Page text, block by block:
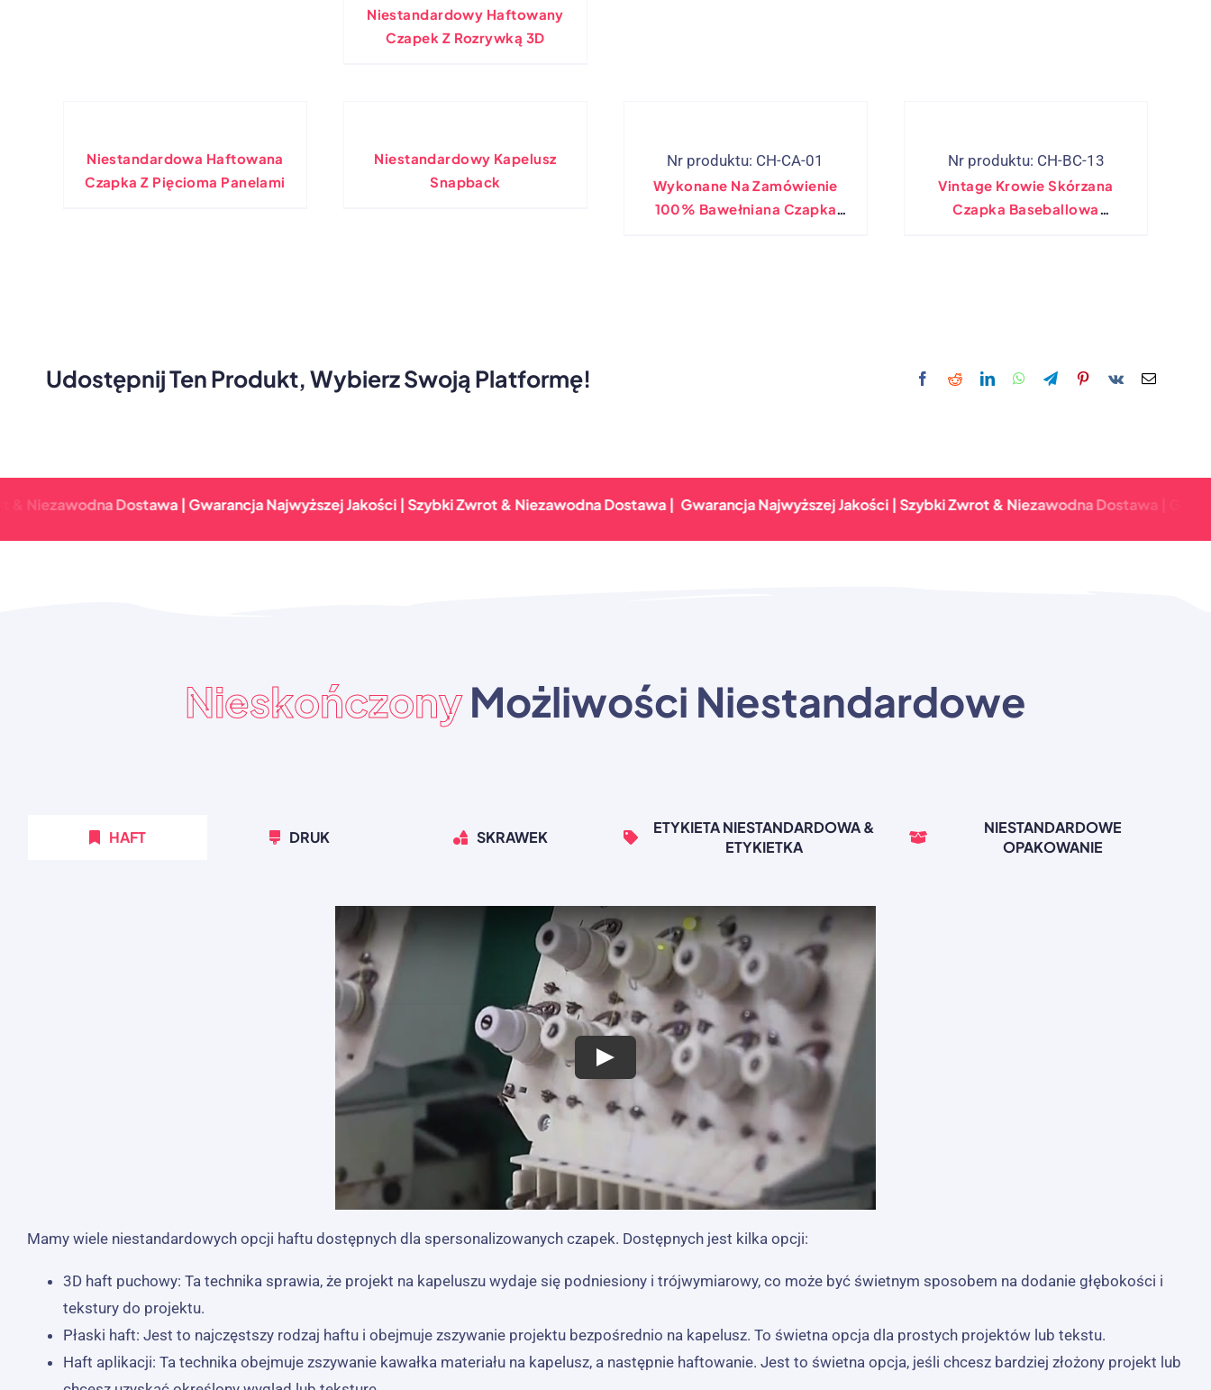
Niestandardowy Haftowany
Czapek Z Rozrywką 3D
Niestandardowa Haftowana
Czapka Z Pięcioma Panelami
Niestandardowy Kapelusz
Snapback
Nr produktu: CH-CA-01
Wykonane Na Zamówienie
100% Bawełniana Czapka
Nr produktu: CH-BC-13
Vintage Krowie Skórzana
Czapka Baseballowa
Udostępnij Ten Produkt, Wybierz Swoją Platformę!
Dostawa | Gwarancja Najwyższej Jakości | Szybki Zwrot & Niezawodna Dostawa | Gwarancja Najwyższej Jakości | Szybki Zwrot & Niezawodna Dostawa | Gwarancja
NieskończonyMożliwości Niestandardowe
HAFT DRUK SKRAWEK
ETYKIETA NIESTANDARDOWA &
ETYKIETKA
NIESTANDARDOWE
OPAKOWANIE
Mamy wiele niestandardowych opcji haftu dostępnych dla spersonalizowanych czapek. Dostępnych jest kilka opcji:
3D haft puchowy: Ta technika sprawia, że ​​projekt na kapeluszu wydaje się podniesiony i trójwymiarowy, co może być świetnym sposobem na dodanie głębokości i
tekstury do projektu.
Płaski haft: Jest to najczęstszy rodzaj haftu i obejmuje zszywanie projektu bezpośrednio na kapelusz. To świetna opcja dla prostych projektów lub tekstu.
Haft aplikacji: Ta technika obejmuje zszywanie kawałka materiału na kapelusz, a następnie haftowanie. Jest to świetna opcja, jeśli chcesz bardziej złożony projekt lub